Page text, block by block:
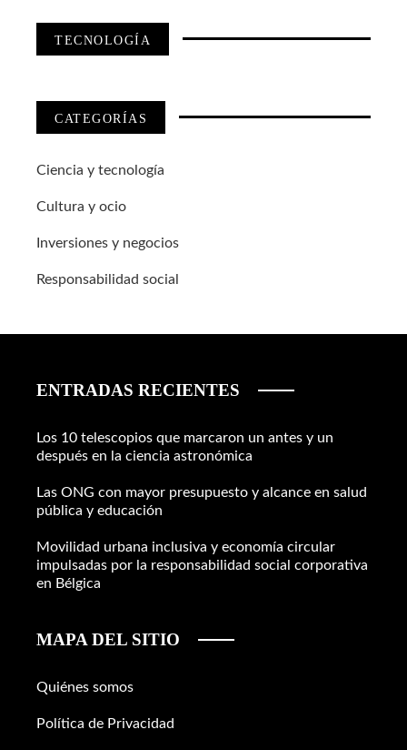
TECNOLOGÍA
CATEGORÍAS
Ciencia y tecnología
Cultura y ocio
Inversiones y negocios
Responsabilidad social
ENTRADAS RECIENTES
Los 10 telescopios que marcaron un antes y un
después en la ciencia astronómica
Las ONG con mayor presupuesto y alcance en salud
pública y educación
Movilidad urbana inclusiva y economía circular
impulsadas por la responsabilidad social corporativa
en Bélgica
MAPA DEL SITIO
Quiénes somos
Política de Privacidad